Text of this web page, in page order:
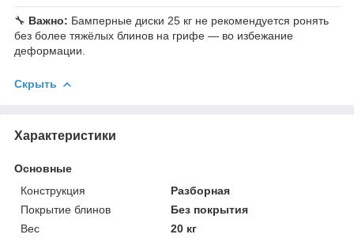
🔧 Важно: Бамперные диски 25 кг не рекомендуется ронять
без более тяжёлых блинов на грифе — во избежание
деформации.
Скрыть
Характеристики
Основные
Конструкция
Разборная
Покрытие блинов
Без покрытия
Вес
20 кг